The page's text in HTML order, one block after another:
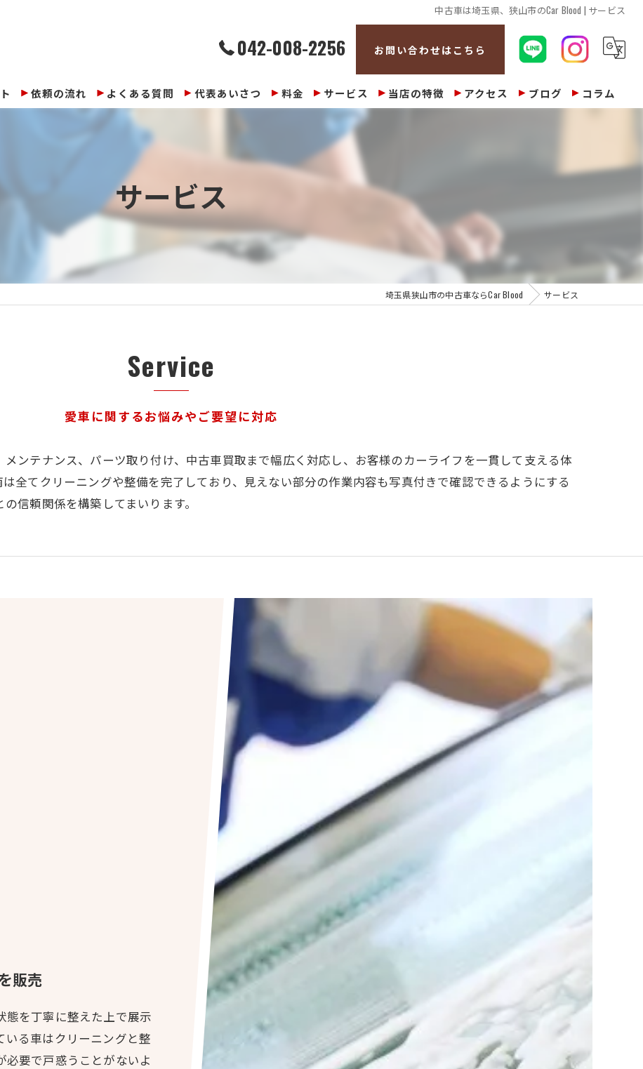
中古車は埼玉県、狭山市のCar Blood | サービス
042-008-2256 お問い合わせはこちら
依頼の流れ よくある質問 代表あいさつ 料金 サービス 当店の特徴
修理
アクセス ブログ コラム
サービス
埼玉県狭山市の中古車ならCar Blood サービス
愛車に関するお悩みやご要望に対応
Service
ンテナンス、パーツ取り付け、中古車買取まで幅広く対応し、お客様のカーライフを一貫して支える体
全てクリーニングや整備を完了しており、見えない部分の作業内容も写真付きで確認できるようにする
信頼関係を構築してまいります。
販売
態を丁寧に整えた上で展示
いる車はクリーニングと整
要で戸惑うことがないよ